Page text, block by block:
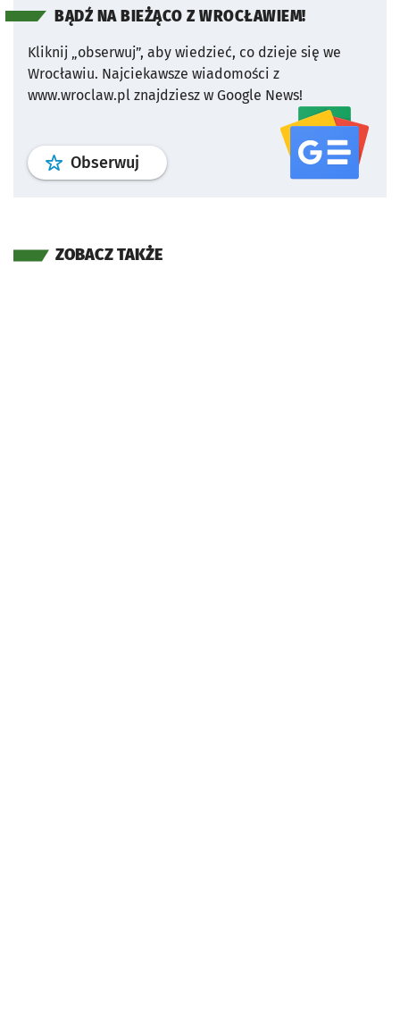
BĄDŹ NA BIEŻĄCO Z WROCŁAWIEM!
Kliknij „obserwuj”, aby wiedzieć, co dzieje się we
Wrocławiu. Najciekawsze wiadomości z
www.wroclaw.pl znajdziesz w Google News!
Obserwuj profil serwisu
ZOBACZ TAKŻE